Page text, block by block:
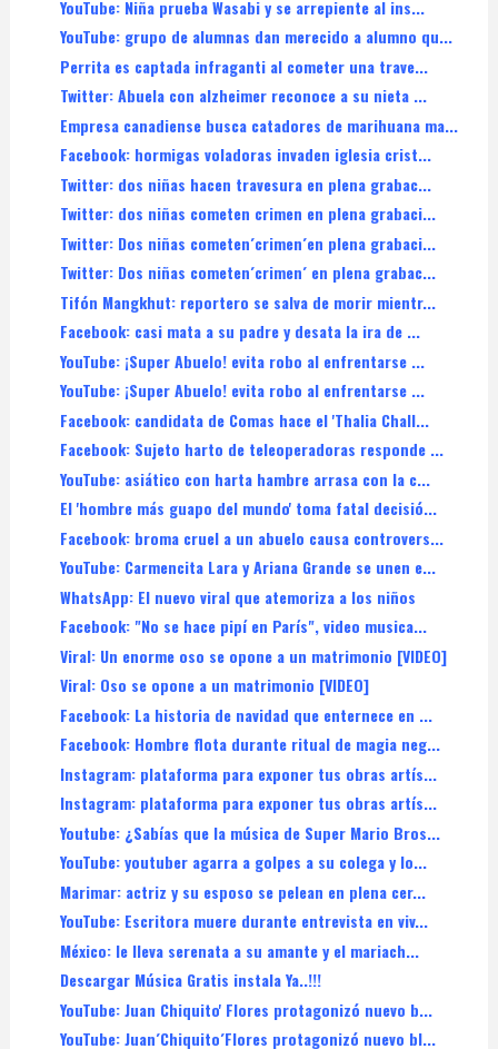
YouTube: Niña prueba Wasabi y se arrepiente al ins...
YouTube: grupo de alumnas dan merecido a alumno qu...
Perrita es captada infraganti al cometer una trave...
Twitter: Abuela con alzheimer reconoce a su nieta ...
Empresa canadiense busca catadores de marihuana ma...
Facebook: hormigas voladoras invaden iglesia crist...
Twitter: dos niñas hacen travesura en plena grabac...
Twitter: dos niñas cometen crimen en plena grabaci...
Twitter: Dos niñas cometen´crimen´en plena grabaci...
Twitter: Dos niñas cometen´crimen´ en plena grabac...
Tifón Mangkhut: reportero se salva de morir mientr...
Facebook: casi mata a su padre y desata la ira de ...
YouTube: ¡Super Abuelo! evita robo al enfrentarse ...
YouTube: ¡Super Abuelo! evita robo al enfrentarse ...
Facebook: candidata de Comas hace el 'Thalia Chall...
Facebook: Sujeto harto de teleoperadoras responde ...
YouTube: asiático con harta hambre arrasa con la c...
El 'hombre más guapo del mundo' toma fatal decisió...
Facebook: broma cruel a un abuelo causa controvers...
YouTube: Carmencita Lara y Ariana Grande se unen e...
WhatsApp: El nuevo viral que atemoriza a los niños
Facebook: "No se hace pipí en París", video musica...
Viral: Un enorme oso se opone a un matrimonio [VIDEO]
Viral: Oso se opone a un matrimonio [VIDEO]
Facebook: La historia de navidad que enternece en ...
Facebook: Hombre flota durante ritual de magia neg...
Instagram: plataforma para exponer tus obras artís...
Instagram: plataforma para exponer tus obras artís...
Youtube: ¿Sabías que la música de Super Mario Bros...
YouTube: youtuber agarra a golpes a su colega y lo...
Marimar: actriz y su esposo se pelean en plena cer...
YouTube: Escritora muere durante entrevista en viv...
México: le lleva serenata a su amante y el mariach...
Descargar Música Gratis instala Ya..!!!
YouTube: Juan Chiquito' Flores protagonizó nuevo b...
YouTube: Juan´Chiquito´Flores protagonizó nuevo bl...